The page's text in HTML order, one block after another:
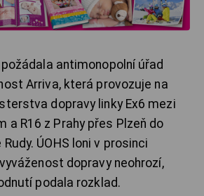
antimonopolní úřad
Arriva, která provozuje na
dopravy linky Ex6 mezi
a R16 z Prahy přes Plzeň do
ÚOHS loni v prosinci
dopravy neohrozí,
podala rozklad.